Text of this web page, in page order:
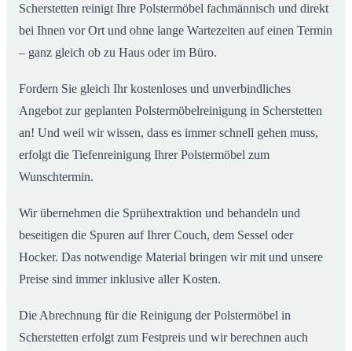
Scherstetten reinigt Ihre Polstermöbel fachmännisch und direkt
bei Ihnen vor Ort und ohne lange Wartezeiten auf einen Termin
– ganz gleich ob zu Haus oder im Büro.
Fordern Sie gleich Ihr kostenloses und unverbindliches
Angebot zur geplanten Polstermöbelreinigung in Scherstetten
an! Und weil wir wissen, dass es immer schnell gehen muss,
erfolgt die Tiefenreinigung Ihrer Polstermöbel zum
Wunschtermin.
Wir übernehmen die Sprühextraktion und behandeln und
beseitigen die Spuren auf Ihrer Couch, dem Sessel oder
Hocker. Das notwendige Material bringen wir mit und unsere
Preise sind immer inklusive aller Kosten.
Die Abrechnung für die Reinigung der Polstermöbel in
Scherstetten erfolgt zum Festpreis und wir berechnen auch